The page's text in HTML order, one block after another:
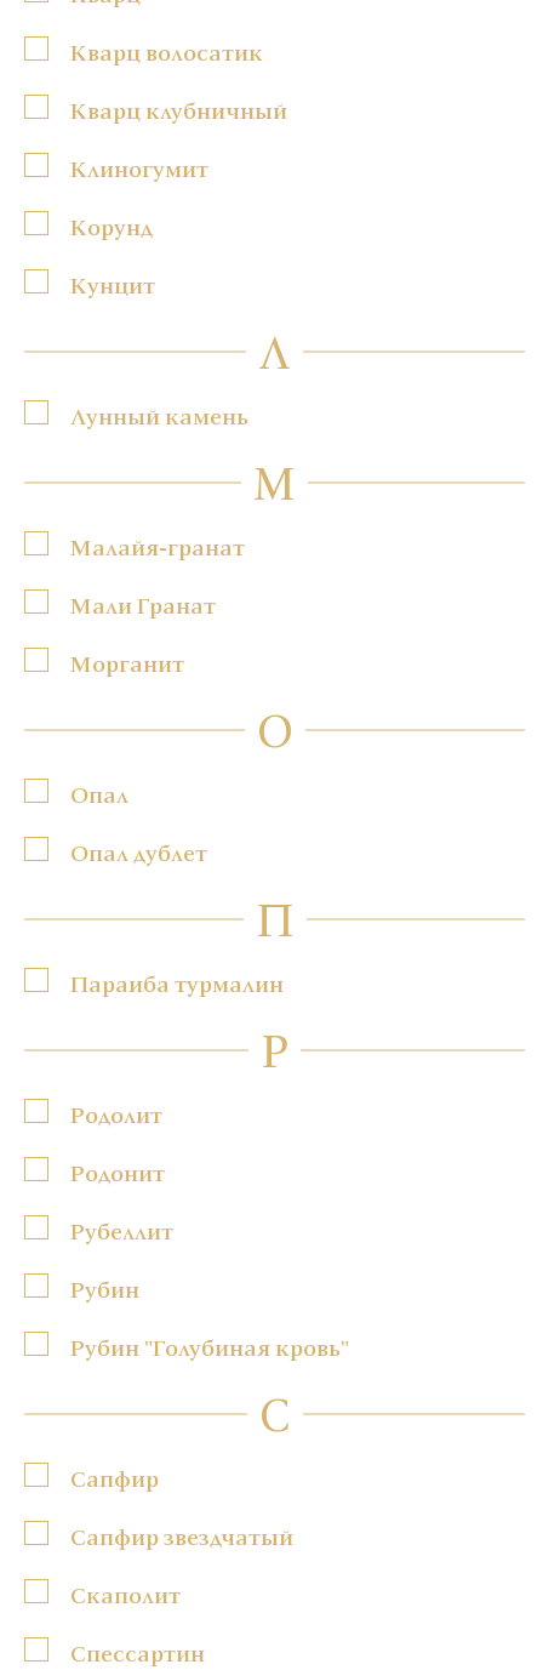
Кварц волосатик
Кварц клубничный
Клиногумит
Корунд
Кунцит
Л
Лунный камень
М
Малайя-гранат
Мали Гранат
Морганит
О
Опал
Опал дублет
П
Параиба турмалин
Р
Родолит
Родонит
Рубеллит
Рубин
Рубин "Голубиная кровь"
С
Сапфир
Сапфир звездчатый
Скаполит
Спессартин